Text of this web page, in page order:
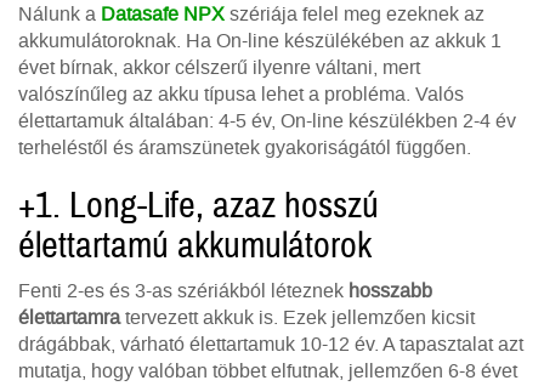
Nálunk a Datasafe NPXszériája felel meg ezeknek az
akkumulátoroknak. Ha On-line készülékében az akkuk 1
évet bírnak, akkor célszerű ilyenre váltani, mert
valószínűleg az akku típusa lehet a probléma. Valós
élettartamuk általában: 4-5 év, On-line készülékben 2-4 év
terheléstől és áramszünetek gyakoriságától függően.
+1. Long-Life, azaz hosszú
élettartamú akkumulátorok
Fenti 2-es és 3-as szériákból léteznek hosszabb
élettartamratervezett akkuk is. Ezek jellemzően kicsit
drágábbak, várható élettartamuk 10-12 év. A tapasztalat azt
mutatja, hogy valóban többet elfutnak, jellemzően 6-8 évet